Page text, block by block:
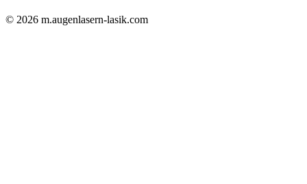
© 2026 m.augenlasern-lasik.com